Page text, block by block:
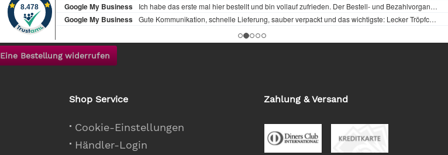
Eine Bestellung widerrufen
Shop Service
Cookie-Einstellungen
Händler-Login
Zahlung & Versand